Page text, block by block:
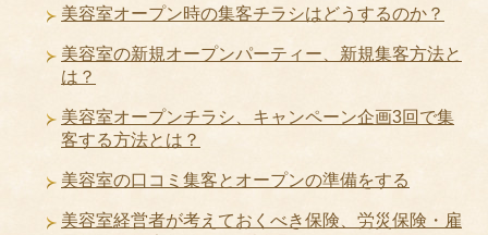
美容室オープン時の集客チラシはどうするのか？
美容室の新規オープンパーティー、新規集客方法と
は？
美容室オープンチラシ、キャンペーン企画3回で集
客する方法とは？
美容室の口コミ集客とオープンの準備をする
美容室経営者が考えておくべき保険、労災保険・雇